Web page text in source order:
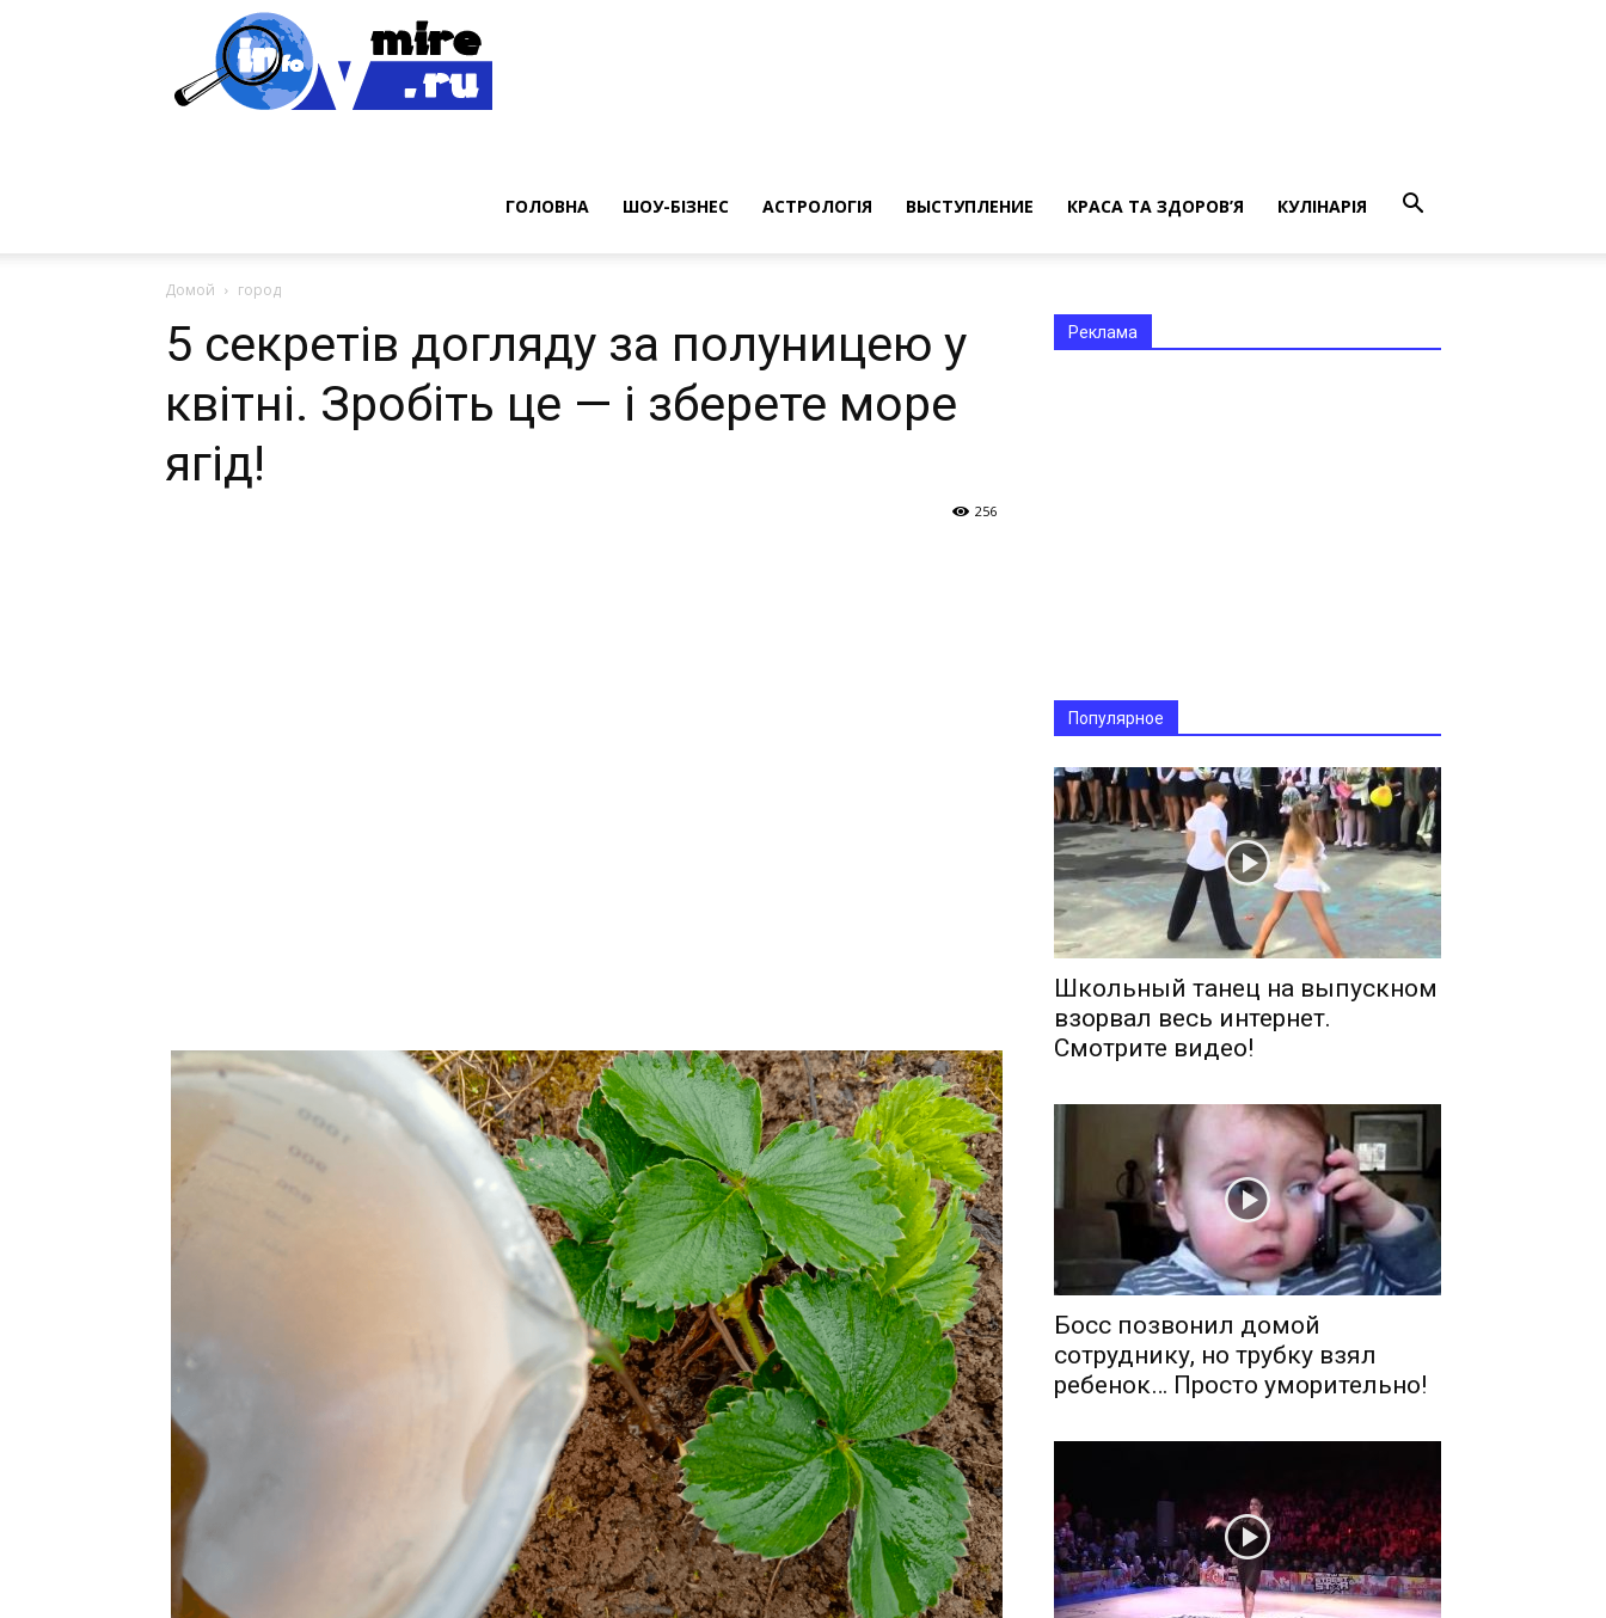
ГОЛОВНА ШОУ-БІЗНЕС АСТРОЛОГІЯ ВЫСТУПЛЕНИЕ КРАСА ТА ЗДОРОВ’Я КУЛІНАРІЯ
Домой город
5 секретів догляду за полуницею у
квітні. Зробіть це — і зберете море
ягід!
256
Реклама
Популярное
Школьный танец на выпускном
взорвал весь интернет.
Смотрите видео!
Босс позвонил домой
сотруднику, но трубку взял
ребенок… Просто уморительно!